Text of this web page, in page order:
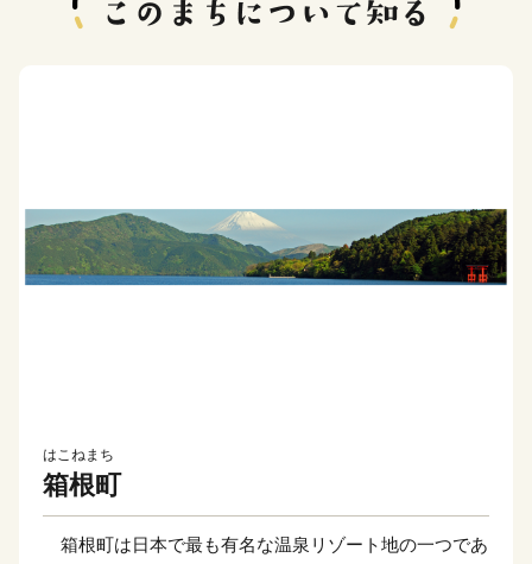
はこねまち
箱根町
箱根町は日本で最も有名な温泉リゾート地の一つであ